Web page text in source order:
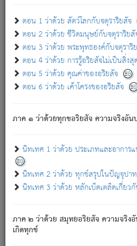
ตอน 1 ว่าด้วย สัตว์โลกกับจตุราริยสัจ
ตอน 2 ว่าด้วย ชีวิตมนุษย์กับจตุราริย
ตอน 3 ว่าด้วย พระพุทธองค์กับจตุราริ
ตอน 4 ว่าด้วย การรู้อริยสัจไม่เป็นสิ่ง
ตอน 5 ว่าด้วย คุณค่าของอริยสัจ
ตอน 6 ว่าด้วย เค้าโครงของอริยสัจ
ภาค ๑ ว่าด้วยทุกขอริยสัจ ความจริงอัน
นิทเทศ 1 ว่าด้วย ประเภทและอาการ
นิทเทศ 2 ว่าด้วย ทุกข์สรุปในปัญจุปา
นิทเทศ 3 ว่าด้วย หลักเบ็ดเตล็ดเกี่ยว
ภาค ๒ ว่าด้วย สมุทยอริยสัจ ความจริงอั
เกิดทุกข์
เขาเพลิดเพลินยิ่งนักในสิ่งใด สิ่งนั้นเ
เขากลัวต่อสิ่งใดสิ่งนั้นเป็นทุกข์
พรหมจรรย์นี้ อันบุคคลย่อมประพฤติ
ภพ.
สมณะหรือพราหมณ์เหล่าใด กล่าวค
มีได้เพราะภพ เรากล่าวว่า สมณะหรือพ
มิใช่ผู้หลดพ้นจากภพ.
ภพ ว่ามีได้เพราะวิภพ[2]: เรากล่าวว่า ส
ปวงนั้น ก็ยังสลัดภพออกไปไม่ได้.
ก็ทุกข์นี้มีขึ้น เพราะอาศัยซึ่งอุปธิทั้งปว
เพราะความสิ้นไปแห่งอุปาทานทั้งปว
ทุกข์จึงไม่มี.
ท่านจงดูโลกนี้เถิด (จะเห็นว่า) สัตว์ทั้
แน่นบังหนาแล้ว; และว่า สัตว์ผู้ยินดีในภ
อันเป็นไปในที่หรือเวลาทั้งปวง[3]เพื่อคว
ประการทั้งปวง; ภพทั้งหลายทั้งหมดนั้น
ความแปรปรวนเป็นธรรมดา.